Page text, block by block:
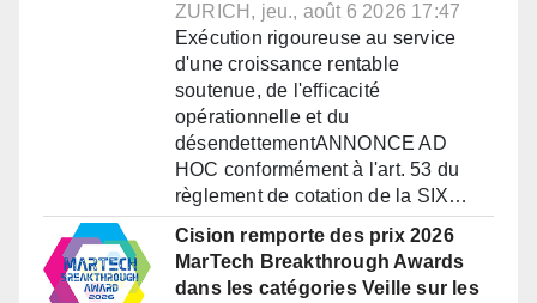
ZURICH, jeu., août 6 2026 17:47
Exécution rigoureuse au service
d'une croissance rentable
soutenue, de l'efficacité
opérationnelle et du
désendettementANNONCE AD
HOC conformément à l'art. 53 du
règlement de cotation de la SIX…
Cision remporte des prix 2026
MarTech Breakthrough Awards
dans les catégories Veille sur les